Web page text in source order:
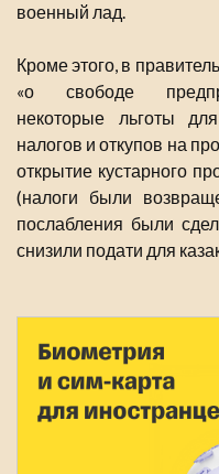
военный лад.
Кроме этого, в
«о свободе
некоторые льготы
налогов и откупов на
открытие кустарного
(налоги были
послабления были
снизили подати для